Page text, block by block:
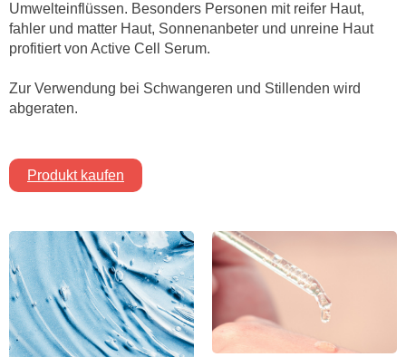
Umwelteinflüssen. Besonders Personen mit reifer Haut,
fahler und matter Haut, Sonnenanbeter und unreine Haut
profitiert von Active Cell Serum.
Zur Verwendung bei Schwangeren und Stillenden wird
abgeraten.
Produkt kaufen